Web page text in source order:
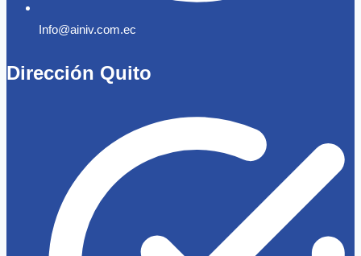
Info@ainiv.com.ec
Dirección Quito